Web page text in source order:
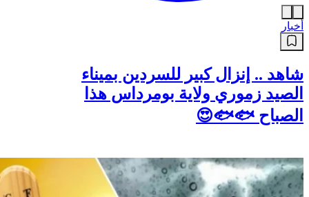
أخبار
شاهد .. إنزال كبير للسردين بميناء
الصيد زموري ولاية بومرداس هذا
الصباح 🐟🐟😍